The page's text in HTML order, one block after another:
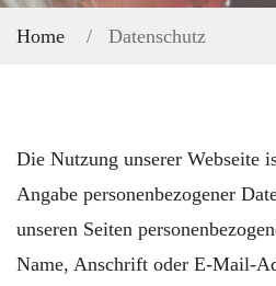
Home Datenschutz
Die Nutzung unserer Webseite
Angabe personenbezogener
unseren Seiten
Name, Anschrift oder E-Mail-